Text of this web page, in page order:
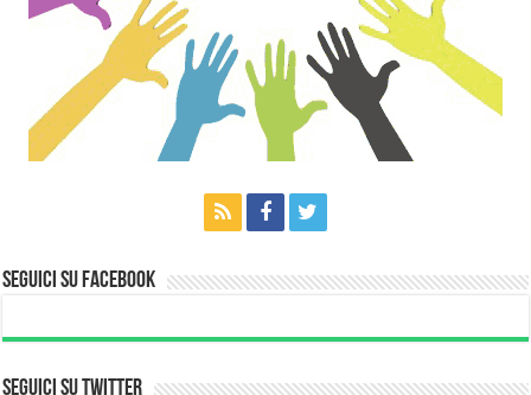
Seguici su Facebook
Seguici su Twitter